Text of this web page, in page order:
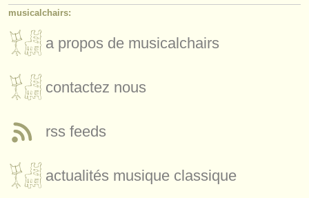
ATSfaq
s'identifier
musicalchairs:
a propos de musicalchairs
contactez nous
rss feeds
actualités musique classique